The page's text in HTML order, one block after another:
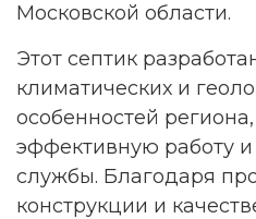
Московской области.
Этот септик
климатических и
особенностей
эффективную работу
службы. Благодаря
конструкции и